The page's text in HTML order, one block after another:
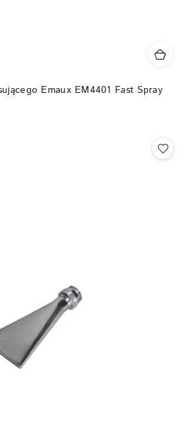
Emaux EM4401 Fast Spray